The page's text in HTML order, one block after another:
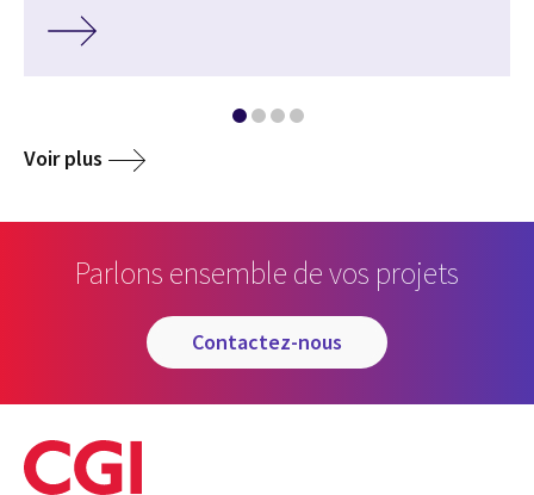
Voir plus
Parlons ensemble de vos projets
contactez-nous